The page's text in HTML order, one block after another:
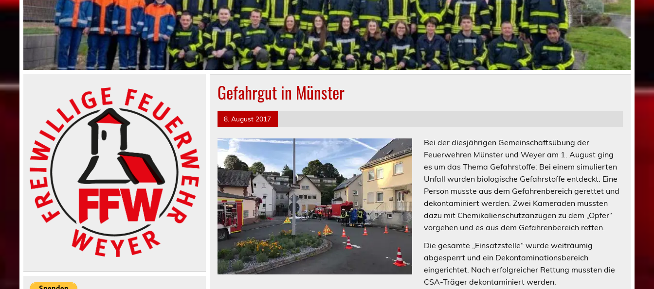
Gefahrgut in Münster
8. August 2017
Bei der diesjährigen Gemeinschaftsübung der
Feuerwehren Münster und Weyer am 1. August ging
es um das Thema Gefahrstoffe: Bei einem simulierten
Unfall wurden biologische Gefahrstoffe entdeckt. Eine
Person musste aus dem Gefahrenbereich gerettet und
dekontaminiert werden. Zwei Kameraden mussten
dazu mit Chemikalienschutzanzügen zu dem „Opfer“
vorgehen und es aus dem Gefahrenbereich retten.
Die gesamte „Einsatzstelle“ wurde weiträumig
abgesperrt und ein Dekontaminationsbereich
eingerichtet. Nach erfolgreicher Rettung mussten die
CSA-Träger dekontaminiert werden.